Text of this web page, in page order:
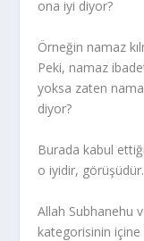
ona iyi diyor?
Örneğin namaz
Peki, namaz
yoksa zaten
diyor?
Burada kabul
o iyidir, görüşüdür.
Allah Subhanehu
kategorisinin içine